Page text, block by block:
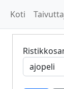
Koti